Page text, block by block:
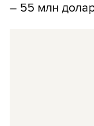
– 55 млн